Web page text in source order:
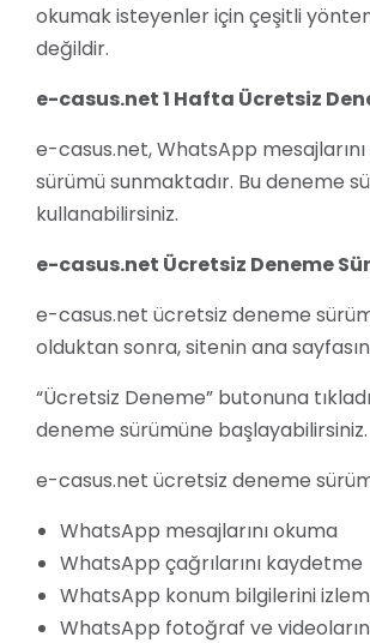
okumak isteyenler için çeşitli
değildir.
e-casus.net 1 Hafta Ücretsiz
e-casus.net, WhatsApp
sürümü sunmaktadır. Bu deneme
kullanabilirsiniz.
e-casus.net Ücretsiz Deneme
e-casus.net ücretsiz deneme
olduktan sonra, sitenin ana
“Ücretsiz Deneme” butonuna
deneme sürümüne başlayabilirsiniz.
e-casus.net ücretsiz deneme
WhatsApp mesajlarını okuma
WhatsApp çağrılarını kaydetme
WhatsApp konum bilgilerini
WhatsApp fotoğraf ve